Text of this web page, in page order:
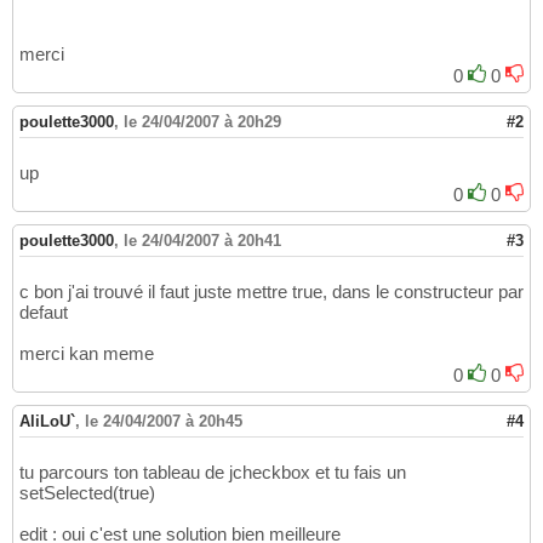
merci
0
0
poulette3000, le 24/04/2007 à 20h29 #2
up
0
0
poulette3000, le 24/04/2007 à 20h41 #3
c bon j'ai trouvé il faut juste mettre true, dans le constructeur par
defaut
merci kan meme
0
0
AliLoU`, le 24/04/2007 à 20h45 #4
tu parcours ton tableau de jcheckbox et tu fais un
setSelected(true)
edit : oui c'est une solution bien meilleure